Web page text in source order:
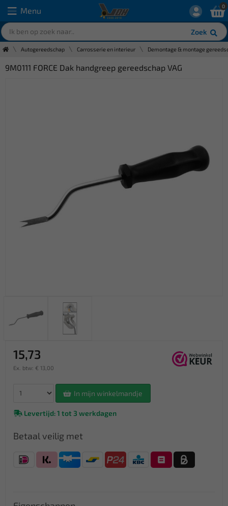
Menu
Zoek
0
Autogereedschap Carrosserie en interieur Demontage & montage
9M0111 FORCE Dak handgreep gereedschap VAG
15,73
Ex. btw: € 13,00
In mijn winkelmandje
Levertijd: 1 tot 3 werkdagen
Betaal veilig met